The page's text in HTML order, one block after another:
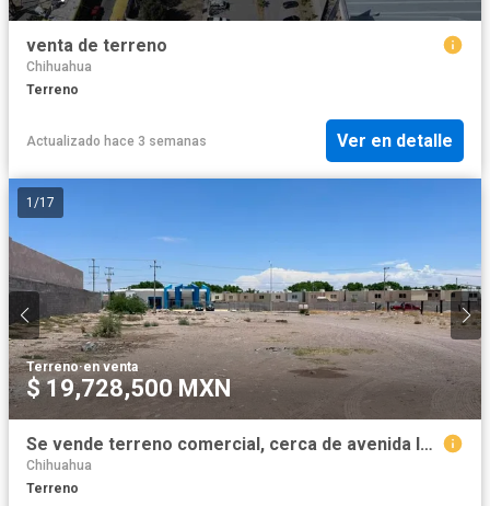
venta de terreno
Chihuahua
Terreno
Actualizado hace 3 semanas Ver en detalle
1 /17
Terreno·en venta
$ 19,728,500 MXN
Se vende terreno comercial, cerca de avenida las torres
Chihuahua
Terreno